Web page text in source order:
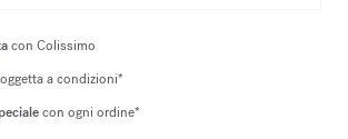
con Colissimo
a condizioni*
con ogni ordine*